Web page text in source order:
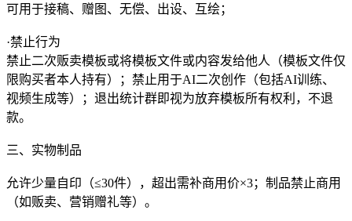
可用于接稿、赠图、无偿、出设、互绘；
·禁止行为
禁止二次贩卖模板或将模板文件或内容发给他人（模板文件仅
限购买者本人持有）；禁止用于AI二次创作（包括AI训练、
视频生成等）；退出统计群即视为放弃模板所有权利，不退
款。
三、实物制品
允许少量自印（≤30件），超出需补商用价×3；制品禁止商用
（如贩卖、营销赠礼等）。